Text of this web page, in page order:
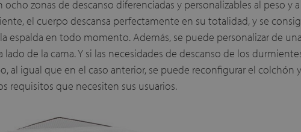
zonas de descanso diferenciadas y personalizables al peso y
el cuerpo descansa perfectamente en su totalidad, y se
espalda en todo momento. Además, se puede personalizar de una
de la cama. Y si las necesidades de descanso de los
al igual que en el caso anterior, se puede reconfigurar el colchón y
requisitos que necesiten sus usuarios.